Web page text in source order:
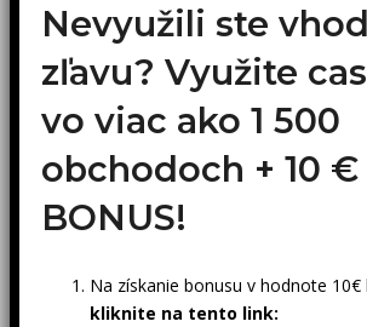
Nevyužili ste
zľavu? Využite
vo viac ako 1 500
obchodoch + 10 €
BONUS!
Na získanie bonusu v hodnote 10€
kliknite na tento link: